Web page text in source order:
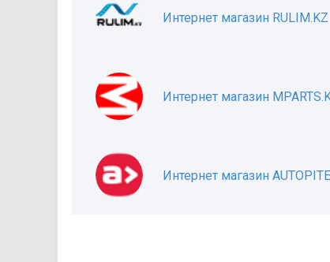
Интернет магазин RULIM.KZ
Интернет магазин
Интернет магазин